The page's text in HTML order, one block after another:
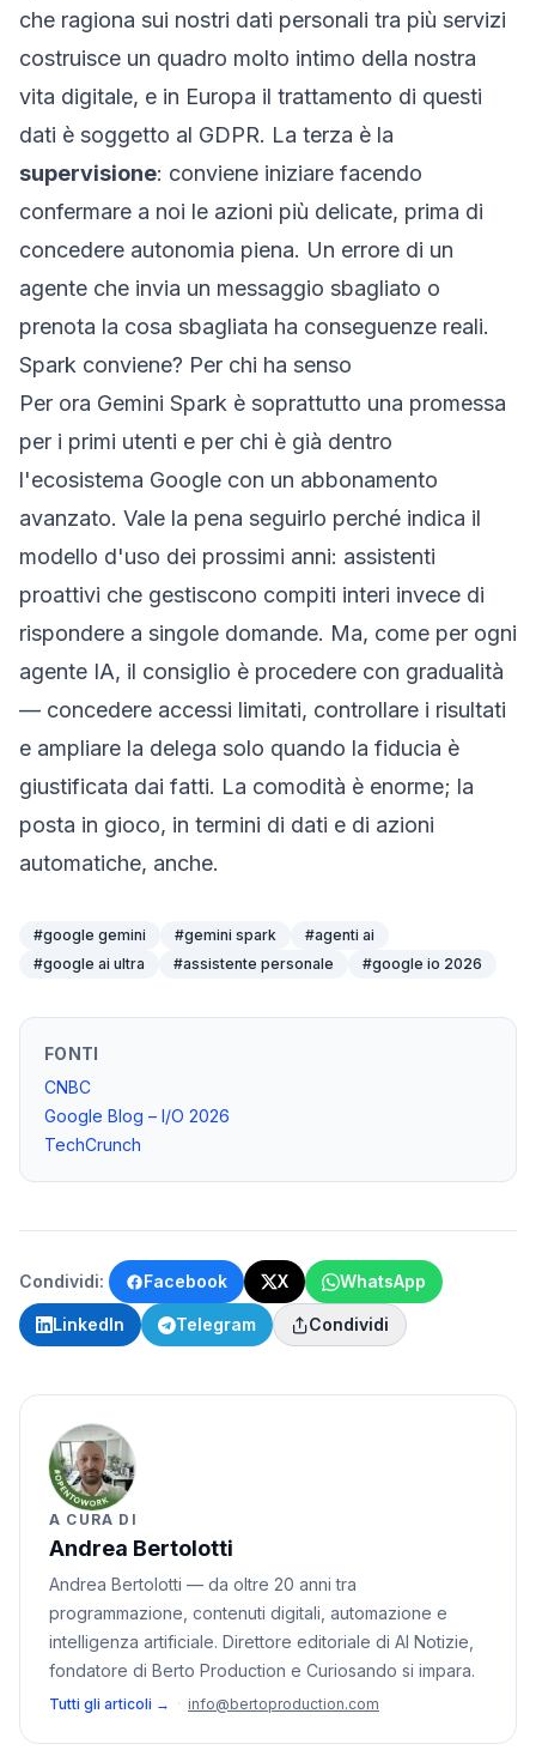
che ragiona sui nostri dati personali tra più servizi
costruisce un quadro molto intimo della nostra
vita digitale, e in Europa il trattamento di questi
dati è soggetto al GDPR. La terza è la
supervisione: conviene iniziare facendo
confermare a noi le azioni più delicate, prima di
concedere autonomia piena. Un errore di un
agente che invia un messaggio sbagliato o
prenota la cosa sbagliata ha conseguenze reali.
Spark conviene? Per chi ha senso
Per ora Gemini Spark è soprattutto una promessa
per i primi utenti e per chi è già dentro
l'ecosistema Google con un abbonamento
avanzato. Vale la pena seguirlo perché indica il
modello d'uso dei prossimi anni: assistenti
proattivi che gestiscono compiti interi invece di
rispondere a singole domande. Ma, come per ogni
agente IA, il consiglio è procedere con gradualità
— concedere accessi limitati, controllare i risultati
e ampliare la delega solo quando la fiducia è
giustificata dai fatti. La comodità è enorme; la
posta in gioco, in termini di dati e di azioni
automatiche, anche.
#google gemini #gemini spark #agenti ai
#google ai ultra #assistente personale #google io 2026
FONTI
CNBC
Google Blog – I/O 2026
TechCrunch
Condividi: Facebook X WhatsApp
LinkedIn Telegram Condividi
A CURA DI
Andrea Bertolotti
Andrea Bertolotti — da oltre 20 anni tra
programmazione, contenuti digitali, automazione e
intelligenza artificiale. Direttore editoriale di AI Notizie,
fondatore di Berto Production e Curiosando si impara.
Tutti gli articoli → · info@bertoproduction.com